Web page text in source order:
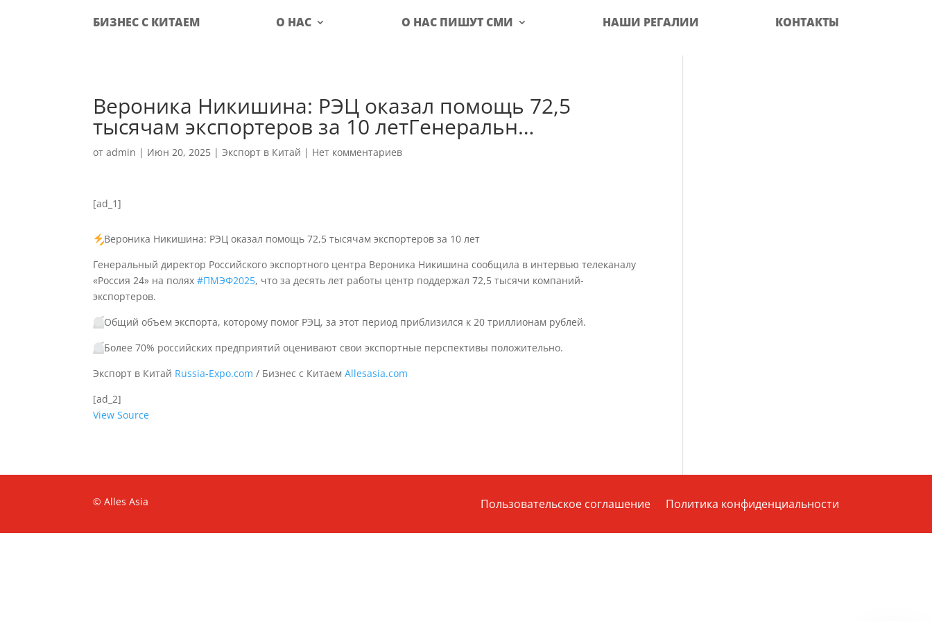
БИЗНЕС С КИТАЕМ О НАС О НАС ПИШУТ СМИ НАШИ РЕГАЛИИ КОНТАКТЫ
Вероника Никишина: РЭЦ оказал помощь 72,5
тысячам экспортеров за 10 летГенеральн…
отadmin | Июн 20, 2025 |Экспорт в Китай | Нет комментариев
[ad_1]
Вероника Никишина: РЭЦ оказал помощь 72,5 тысячам экспортеров за 10 лет
Генеральный директор Российского экспортного центра Вероника Никишина сообщила в интервью телеканалу
«Россия 24» на полях#ПМЭФ2025, что за десять лет работы центр поддержал 72,5 тысячи компаний-
экспортеров.
Общий объем экспорта, которому помог РЭЦ, за этот период приблизился к 20 триллионам рублей.
Более 70% российских предприятий оценивают свои экспортные перспективы положительно.
Экспорт в Китай Russia-Expo.com / Бизнес с КитаемAllesasia.com
[ad_2]
View Source
© Alles Asia Пользовательское соглашение Политика конфиденциальности